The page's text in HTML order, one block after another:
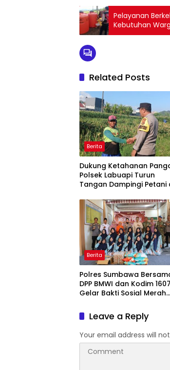
Pelayanan
Kebutuhan
Related Posts
Berita
Dukung Ketahanan
Polsek Labuapi Turun
Tangan Dampingi Petani
Berita
Polres Sumbawa
DPP BMWI dan Kodim 1607
Gelar Bakti Sosial Merah
Hidayatullah
Leave a Reply
Your email address will